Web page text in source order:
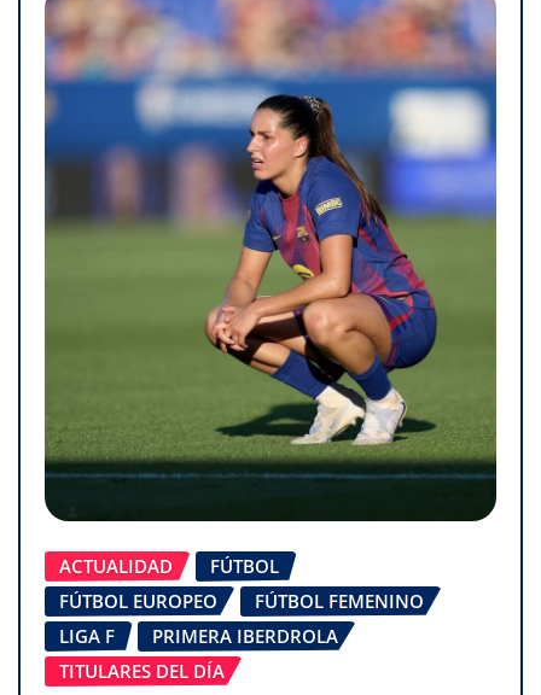
ACTUALIDAD
FÚTBOL
FÚTBOL EUROPEO
FÚTBOL FEMENINO
LIGA F
PRIMERA IBERDROLA
TITULARES DEL DÍA